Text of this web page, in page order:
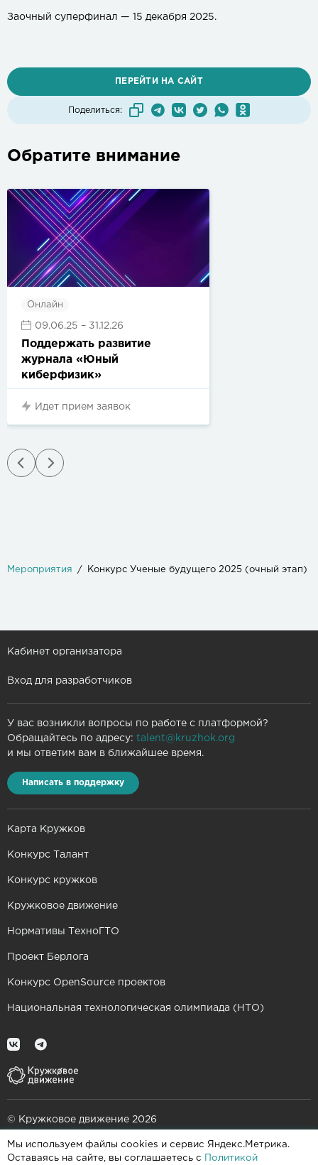
Мы используем файлы cookies и сервис Яндекс.Метрика.
Оставаясь на сайте, вы соглашаетесь с
Политикой
Заочный суперфинал — 15 декабря 2025.
ПЕРЕЙТИ НА САЙТ
Поделиться:
Обратите внимание
Онлайн
09.06.25 – 31.12.26
Поддержать развитие
журнала «Юный
киберфизик»
Идет прием заявок
Мероприятия Конкурс Ученые будущего 2025 (очный этап)
Кабинет организатора
Вход для разработчиков
У вас возникли вопросы по работе с платформой?
Обращайтесь по адресу: talent@kruzhok.org
и мы ответим вам в ближайшее время.
Написать в поддержку
Карта Кружков
Конкурс Талант
Конкурс кружков
Кружковое движение
Нормативы ТехноГТО
Проект Берлога
Конкурс OpenSource проектов
Национальная технологическая олимпиада (НТО)
© Кружковое движение 2026
При поддержке